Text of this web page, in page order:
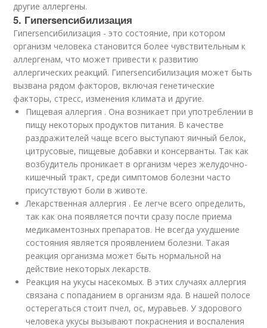
другие аллергены.
5. Гипersenсибилизация
Гипersenсибилизация - это состояние, при котором
организм человека становится более чувствительным к
аллергенам, что может привести к развитию
аллергических реакций. Гипersenсибилизация может быть
вызвана рядом факторов, включая генетические
факторы, стресс, изменения климата и другие.
Пищевая аллергия . Она возникает при употреблении в
пищу некоторых продуктов питания. В качестве
раздражителей чаще всего выступают яичный белок,
цитрусовые, пищевые добавки и консерванты. Так как
возбудитель проникает в организм через желудочно-
кишечный тракт, среди симптомов болезни часто
присутствуют боли в животе.
Лекарственная аллергия . Ее легче всего определить,
так как она появляется почти сразу после приема
медикаментозных препаратов. Не всегда ухудшение
состояния является проявлением болезни. Такая
реакция организма может быть нормальной на
действие некоторых лекарств.
Реакция на укусы насекомых. В этих случаях аллергия
связана с попаданием в организм яда. В нашей полосе
остерегаться стоит пчел, ос, муравьев. У здорового
человека укусы вызывают покраснения и воспаления